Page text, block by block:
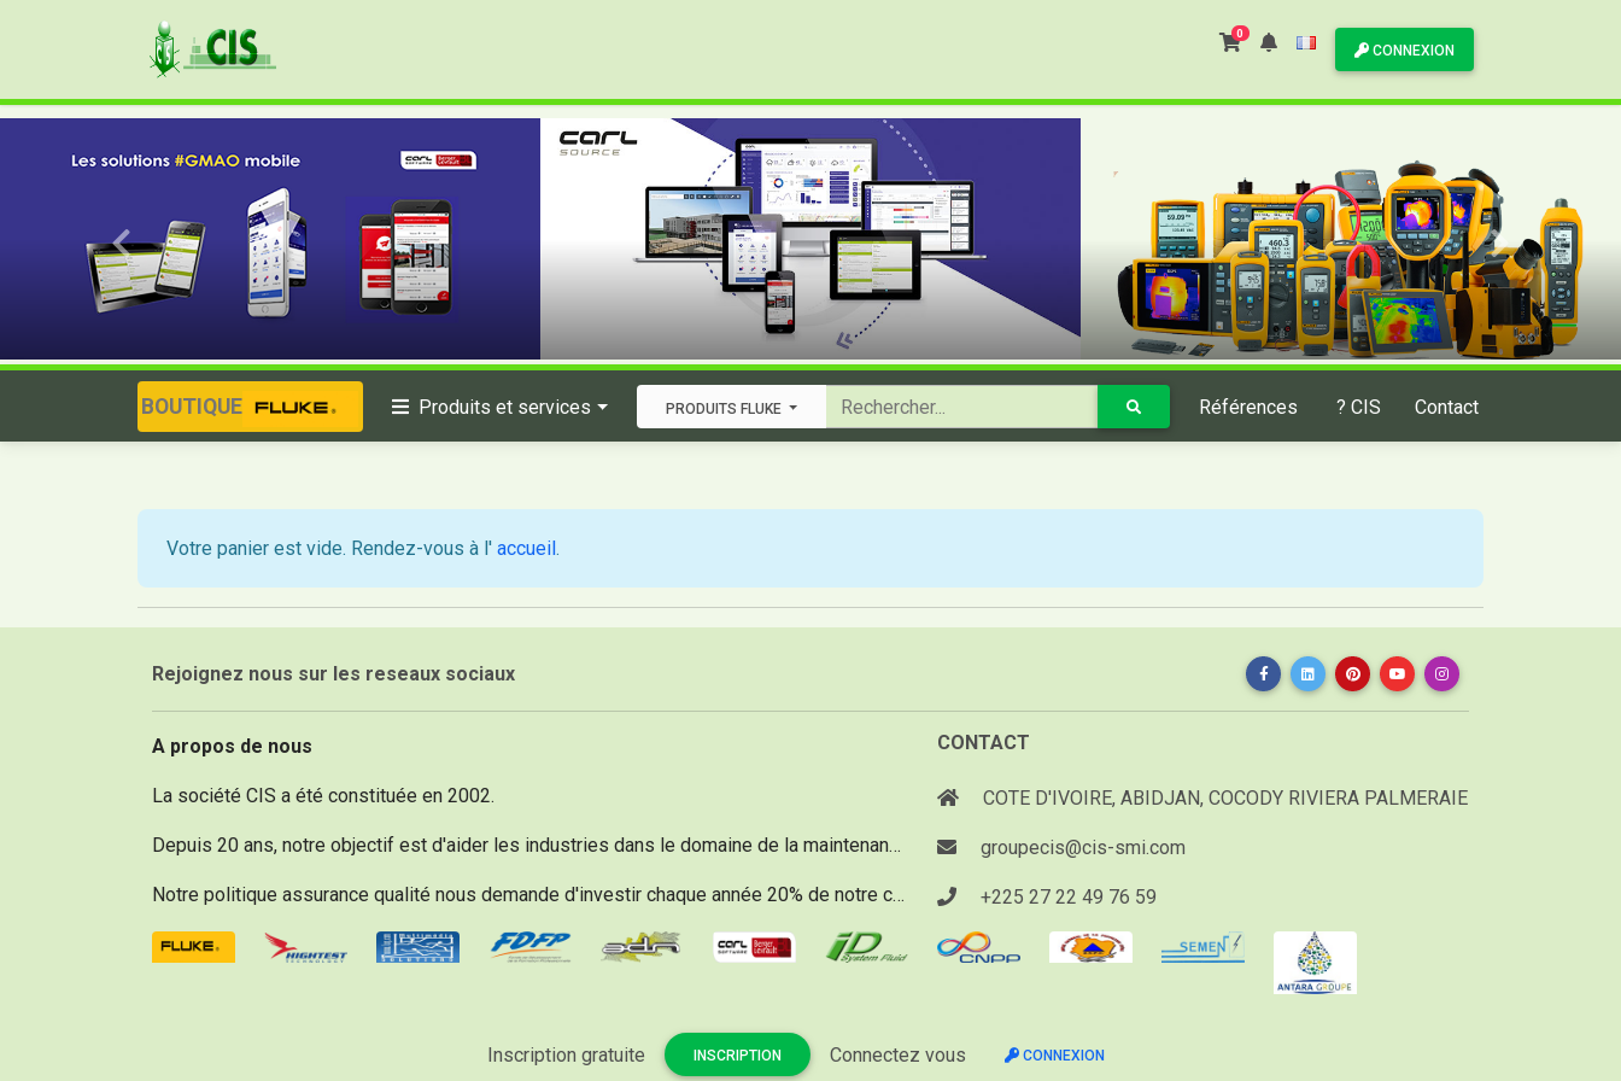
0
CONNEXION
BOUTIQUE Produits et services PRODUITS FLUKE Références ? CIS Contact
Votre panier est vide. Rendez-vous à l' accueil .
Rejoignez nous sur les reseaux sociaux
A propos de nous
La société CIS a été constituée en 2002.
Depuis 20 ans, notre objectif est d'aider les industries dans le domaine de la maintenance vu qu'un réel besoin existe.
Notre politique assurance qualité nous demande d'investir chaque année 20% de notre chiffre d'affaire pour acquérir du matériel d'une technologie de pointe, performant et innovant.
CONTACT
COTE D'IVOIRE, ABIDJAN, COCODY RIVIERA PALMERAIE
groupecis@cis-smi.com
+225 27 22 49 76 59
Inscription gratuite INSCRIPTION Connectez vous CONNEXION